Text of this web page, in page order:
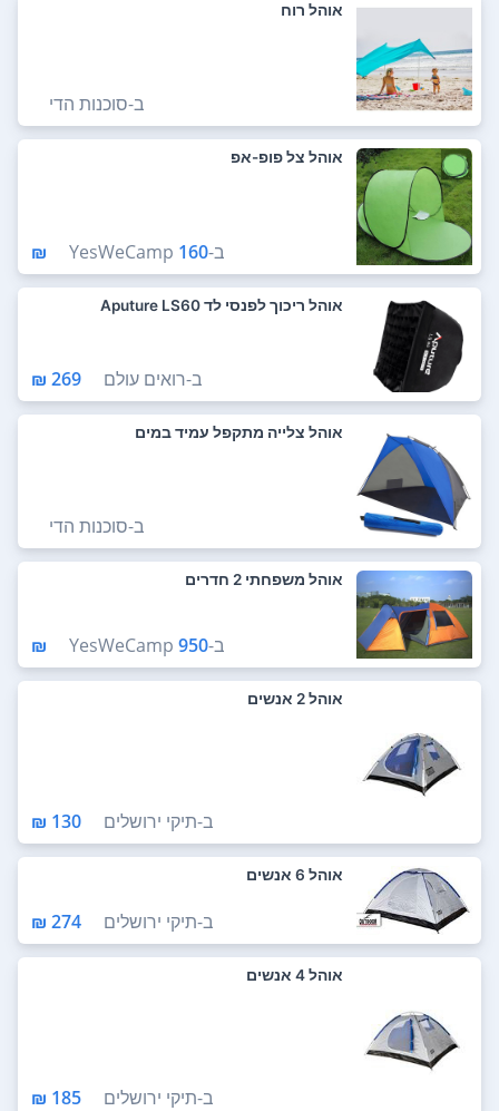
אוהל רוח
ב-סוכנות הדי
אוהל צל פופ-אפ
ב- YesWeCamp 160 ₪
אוהל ריכוך לפנסי לד Aputure LS60
ב-רואים עולם 269 ₪
אוהל צלייה מתקפל עמיד במים
ב-סוכנות הדי
אוהל משפחתי 2 חדרים
ב- YesWeCamp 950 ₪
אוהל 2 אנשים
ב-תיקי ירושלים 130 ₪
אוהל 6 אנשים
ב-תיקי ירושלים 274 ₪
אוהל 4 אנשים
ב-תיקי ירושלים 185 ₪